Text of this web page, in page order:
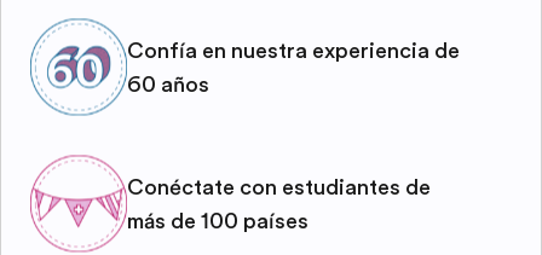
Confía en nuestra experiencia de
60 años
Conéctate con estudiantes de
más de 100 países